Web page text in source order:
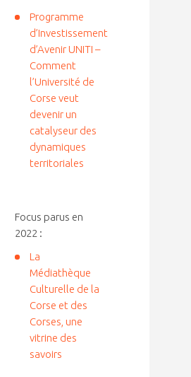
Programme
d’Investissement
d’Avenir UNITI –
Comment
l’Université de
Corse veut
devenir un
catalyseur des
dynamiques
territoriales
Focus parus en
2022 :
La
Médiathèque
Culturelle de la
Corse et des
Corses, une
vitrine des
savoirs